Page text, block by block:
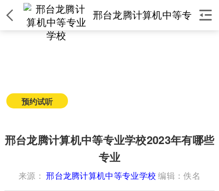
邢台龙腾计算机中等专
 
预约试听
邢台龙腾计算机中等专业学校2023年有哪些
专业
来源： 邢台龙腾计算机中等专业学校 编辑：佚名